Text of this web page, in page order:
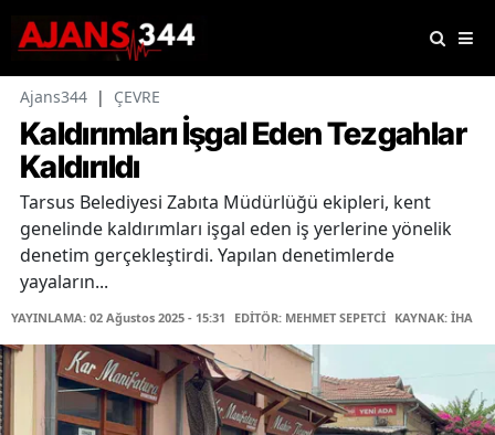
Ajans344 | ÇEVRE
Kaldırımları İşgal Eden Tezgahlar
Kaldırıldı
Tarsus Belediyesi Zabıta Müdürlüğü ekipleri, kent
genelinde kaldırımları işgal eden iş yerlerine yönelik
denetim gerçekleştirdi. Yapılan denetimlerde
yayaların...
YAYINLAMA: 02 Ağustos 2025 - 15:31 EDİTÖR: MEHMET SEPETCİ KAYNAK: İHA